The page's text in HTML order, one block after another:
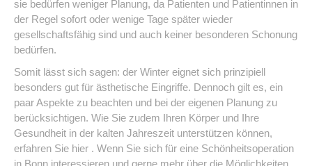
sie bedürfen weniger Planung, da Patienten und Patientinnen in
der Regel sofort oder wenige Tage später wieder
gesellschaftsfähig sind und auch keiner besonderen Schonung
bedürfen.
Somit lässt sich sagen: der Winter eignet sich prinzipiell
besonders gut für ästhetische Eingriffe. Dennoch gilt es, ein
paar Aspekte zu beachten und bei der eigenen Planung zu
berücksichtigen. Wie Sie zudem Ihren Körper und Ihre
Gesundheit in der kalten Jahreszeit unterstützen können,
erfahren Sie hier . Wenn Sie sich für eine Schönheitsoperation
in Bonn interessieren und gerne mehr über die Möglichkeiten